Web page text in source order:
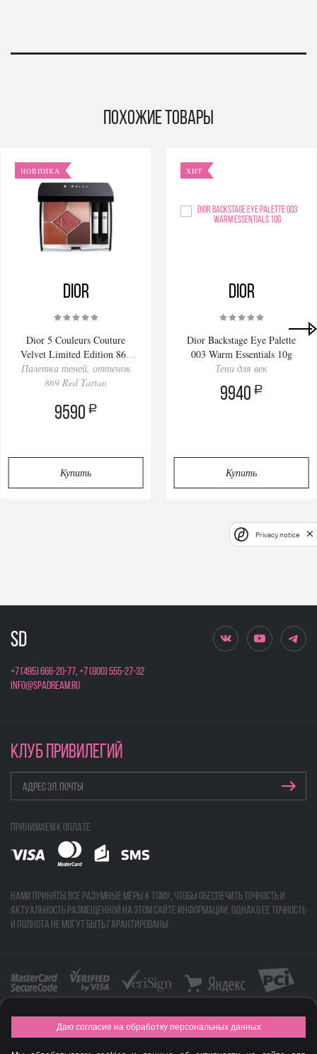
Похожие товары
НОВИНКА
Dior
Dior 5 Couleurs Couture
Velvet Limited Edition 869
Red Tartan 7g
Палетка теней, оттенок
869 Red Tartan
9590 a
Купить
ХИТ
Dior
Dior Backstage Eye Palette
003 Warm Essentials 10g
Тени для век
9940 a
Купить
+7 (495) 666-20-77,+7 (800) 555-27-32
info@spadream.ru
КЛУБ ПРИВИЛЕГИЙ
Принимаем к оплате
Нами приняты все разумные меры к тому, чтобы обеспечить точность и
актуальность размещенной на этом сайте информации, однако ее точность
и полнота не могут быть гарантированы.
FASHION NEW YEAR AWARDS 2015
Даю согласие на обработку персональных данных
Privacy notice